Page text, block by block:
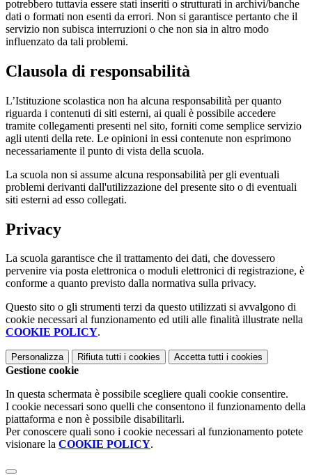
potrebbero tuttavia essere stati inseriti o strutturati in archivi/banche
dati o formati non esenti da errori. Non si garantisce pertanto che il
servizio non subisca interruzioni o che non sia in altro modo
influenzato da tali problemi.
Clausola di responsabilità
L’Istituzione scolastica non ha alcuna responsabilità per quanto
riguarda i contenuti di siti esterni, ai quali è possibile accedere
tramite collegamenti presenti nel sito, forniti come semplice servizio
agli utenti della rete. Le opinioni in essi contenute non esprimono
necessariamente il punto di vista della scuola.
La scuola non si assume alcuna responsabilità per gli eventuali
problemi derivanti dall'utilizzazione del presente sito o di eventuali
siti esterni ad esso collegati.
Privacy
La scuola garantisce che il trattamento dei dati, che dovessero
pervenire via posta elettronica o moduli elettronici di registrazione, è
conforme a quanto previsto dalla normativa sulla privacy.
Questo sito o gli strumenti terzi da questo utilizzati si avvalgono di
cookie necessari al funzionamento ed utili alle finalità illustrate nella
COOKIE POLICY.
Personalizza Rifiuta tutti i cookies Accetta tutti i cookies
Gestione cookie
In questa schermata è possibile scegliere quali cookie consentire.
I cookie necessari sono quelli che consentono il funzionamento della
piattaforma e non è possibile disabilitarli.
Per conoscere quali sono i cookie necessari al funzionamento potete
visionare la COOKIE POLICY.